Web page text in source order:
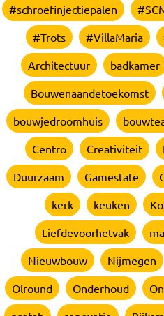
#schroefinjectiepalen
#Trots
#VillaMaria
Architectuur
badkamer
Bouwenaandetoekomst
bouwjedroomhuis
Centro
Creativiteit
Duurzaam
Gamestate
kerk
keuken
Liefdevoorhetvak
Nieuwbouw
Nijmegen
Olround
Onderhoud